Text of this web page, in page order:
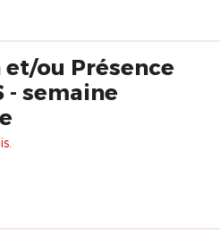
et/ou Présence
- semaine